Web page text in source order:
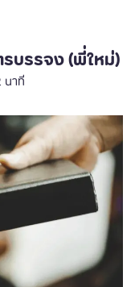
บรรจง (พี่ใหม่)
นาที